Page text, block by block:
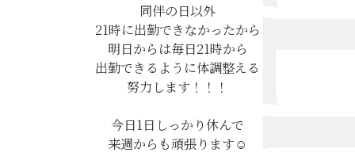
同伴の日以外
21時に出勤できなかったから
明日からは毎日21時から
出勤できるように体調整える
努力します！！！
今日1日しっかり休んで
来週からも頑張ります☺️